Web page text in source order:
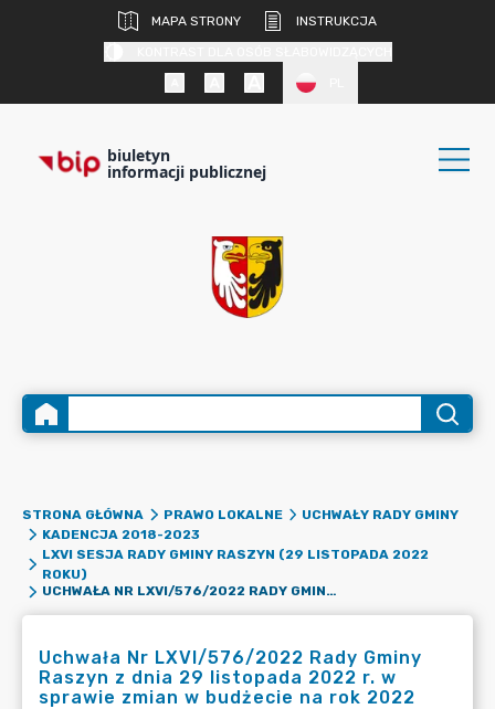
MAPA STRONY
INSTRUKCJA
biuletyn
informacji publicznej
STRONA GŁÓWNA PRAWO LOKALNE
UCHWAŁY RADY GMINY
KADENCJA 2018-2023
LXVI SESJA RADY GMINY RASZYN (29 LISTOPADA 2022
ROKU)
UCHWAŁA NR LXVI/576/2022 RADY GMINY RASZYN Z DNIA 29 LISTOPADA 2022 R. W SPRAWIE ZMIAN W BUDŻECIE NA ROK 2022
Uchwała Nr LXVI/576/2022 Rady Gminy
Raszyn z dnia 29 listopada 2022 r. w
sprawie zmian w budżecie na rok 2022